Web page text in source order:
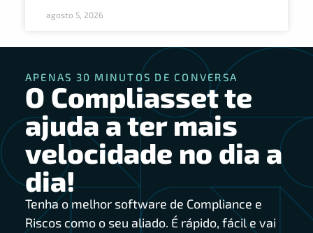
agosto 5, 2026
APENAS 30 MINUTOS DE CONVERSA
O Compliasset te
ajuda a ter mais
velocidade no dia a
dia!
Tenha o melhor software de Compliance e
Riscos como o seu aliado. É rápido, fácil e vai